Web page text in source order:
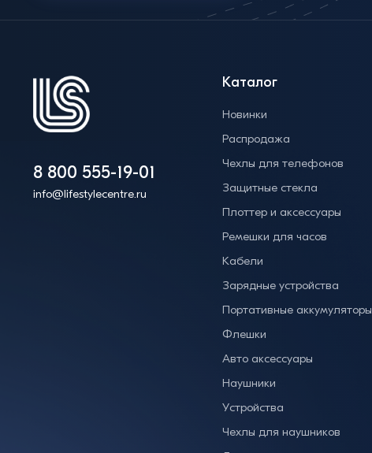
8 800 555-19-01
info@lifestylecentre.ru
Каталог
Новинки
Распродажа
Чехлы для телефонов
Защитные стекла
Плоттер и аксессуары
Ремешки для часов
Кабели
Зарядные устройства
Портативные аккумуляторы
Флешки
Авто аксессуары
Наушники
Устройства
Чехлы для наушников